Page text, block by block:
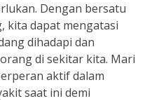
Dengan bersatu
kita dapat mengatasi
dihadapi dan
di sekitar kita. Mari
aktif dalam
saat ini demi